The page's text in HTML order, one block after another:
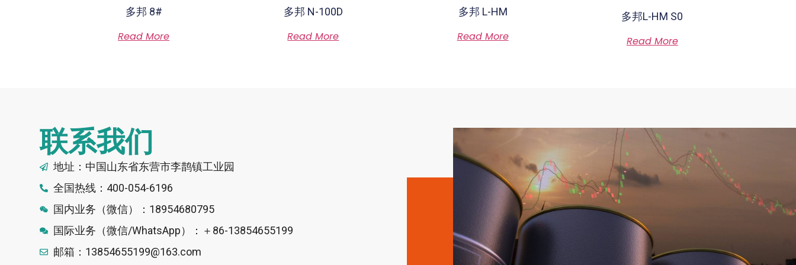
多邦 8#
0
out
of
Read More
多邦 N-100D
0
out
of
Read More
多邦 L-HM
0
out
of
Read More
多邦L-HM S0
0
out
of
Read More
联系我们
地址：中国山东省东营市李鹊镇工业园
全国热线：400-054-6196
国内业务（微信）：18954680795
国际业务（微信/WhatsApp）：＋86-13854655199
邮箱：13854655199@163.com